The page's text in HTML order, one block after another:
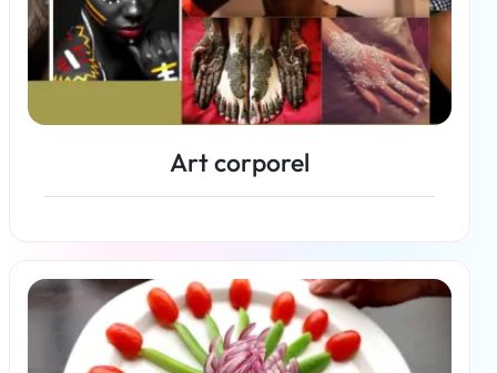
Art corporel
En savoir plus